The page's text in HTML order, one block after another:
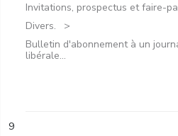
Invitations, prospectus et faire-
Divers.
Bulletin d'abonnement à un
libérale...
9